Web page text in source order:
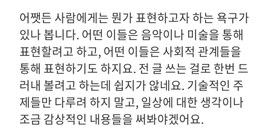
어쨋든 사람에게는 뭔가 표현하고자 하는 욕구가
있나 봅니다. 어떤 이들은 음악이나 미술을 통해
표현할려고 하고, 어떤 이들은 사회적 관계들을
통해 표현하기도 하지요. 전 글 쓰는 걸로 한번 드
러내 볼려고 하는데 쉽지가 않네요. 기술적인 주
제들만 다루려 하지 말고, 일상에 대한 생각이나
조금 감상적인 내용들을 써봐야겠어요.